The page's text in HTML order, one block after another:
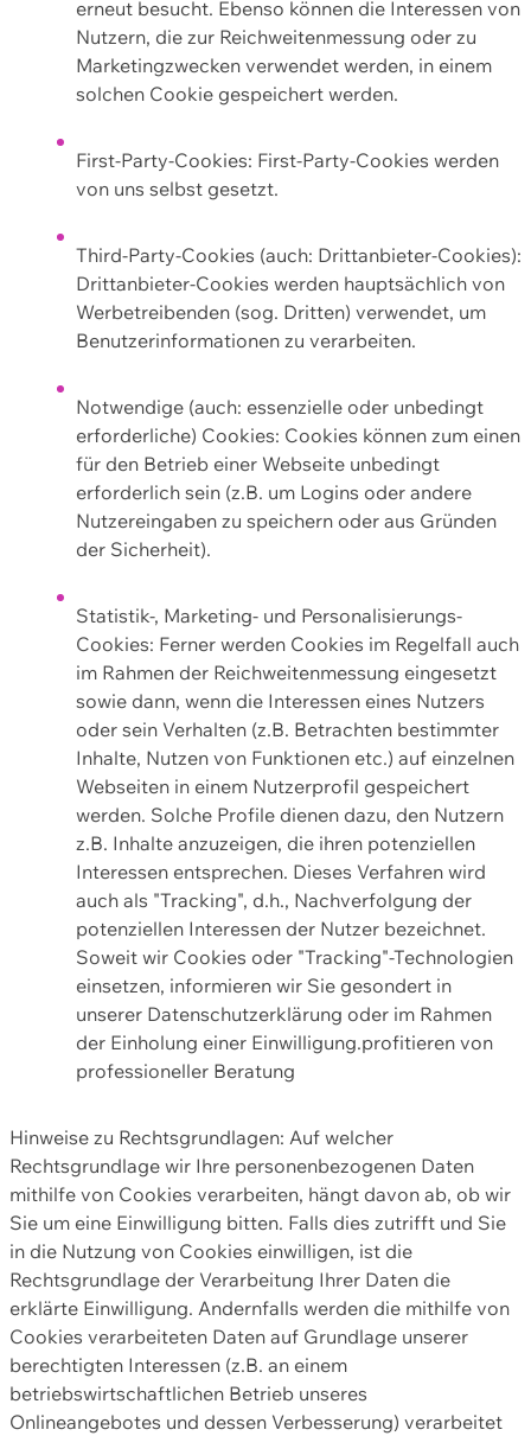
erneut besucht. Ebenso können die Interessen von
Nutzern, die zur Reichweitenmessung oder zu
Marketingzwecken verwendet werden, in einem
solchen Cookie gespeichert werden.
First-Party-Cookies: First-Party-Cookies werden
von uns selbst gesetzt.
Third-Party-Cookies (auch: Drittanbieter-Cookies):
Drittanbieter-Cookies werden hauptsächlich von
Werbetreibenden (sog. Dritten) verwendet, um
Benutzerinformationen zu verarbeiten.
Notwendige (auch: essenzielle oder unbedingt
erforderliche) Cookies: Cookies können zum einen
für den Betrieb einer Webseite unbedingt
erforderlich sein (z.B. um Logins oder andere
Nutzereingaben zu speichern oder aus Gründen
der Sicherheit).
Statistik-, Marketing- und Personalisierungs-
Cookies: Ferner werden Cookies im Regelfall auch
im Rahmen der Reichweitenmessung eingesetzt
sowie dann, wenn die Interessen eines Nutzers
oder sein Verhalten (z.B. Betrachten bestimmter
Inhalte, Nutzen von Funktionen etc.) auf einzelnen
Webseiten in einem Nutzerprofil gespeichert
werden. Solche Profile dienen dazu, den Nutzern
z.B. Inhalte anzuzeigen, die ihren potenziellen
Interessen entsprechen. Dieses Verfahren wird
auch als "Tracking", d.h., Nachverfolgung der
potenziellen Interessen der Nutzer bezeichnet.
Soweit wir Cookies oder "Tracking"-Technologien
einsetzen, informieren wir Sie gesondert in
unserer Datenschutzerklärung oder im Rahmen
der Einholung einer Einwilligung.profitieren von
professioneller Beratung
Hinweise zu Rechtsgrundlagen: Auf welcher
Rechtsgrundlage wir Ihre personenbezogenen Daten
mithilfe von Cookies verarbeiten, hängt davon ab, ob wir
Sie um eine Einwilligung bitten. Falls dies zutrifft und Sie
in die Nutzung von Cookies einwilligen, ist die
Rechtsgrundlage der Verarbeitung Ihrer Daten die
erklärte Einwilligung. Andernfalls werden die mithilfe von
Cookies verarbeiteten Daten auf Grundlage unserer
berechtigten Interessen (z.B. an einem
betriebswirtschaftlichen Betrieb unseres
Onlineangebotes und dessen Verbesserung) verarbeitet